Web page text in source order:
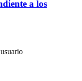
a los